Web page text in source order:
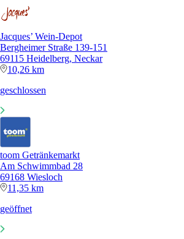
Jacques’ Wein-Depot
Bergheimer Straße 139-151
69115 Heidelberg, Neckar
10,26 km
geschlossen
toom Getränkemarkt
Am Schwimmbad 28
69168 Wiesloch
11,35 km
geöffnet